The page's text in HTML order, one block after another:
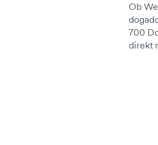
Ob
700
direkt